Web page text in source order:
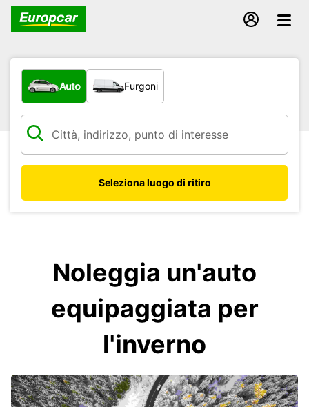
Scegli la tipologia di veicolo:
Auto Furgoni
Seleziona luogo di ritiro
Noleggia un'auto
equipaggiata per
l'inverno